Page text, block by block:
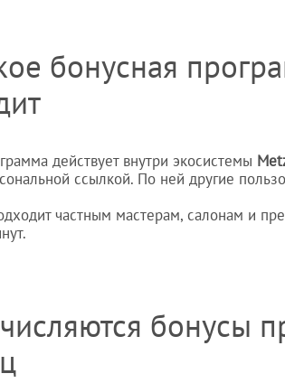
бонусная
действует внутри экосистемы
ссылкой. По ней другие
частным мастерам, салонам и
бонусы